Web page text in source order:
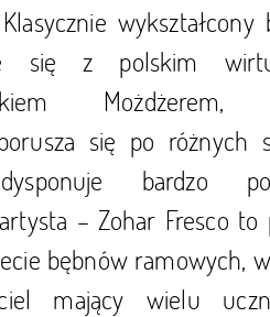
wykształcony
się z polskim
Możdżerem,
się po różnych
bardzo
– Zohar Fresco to
bębnów ramowych,
mający wielu